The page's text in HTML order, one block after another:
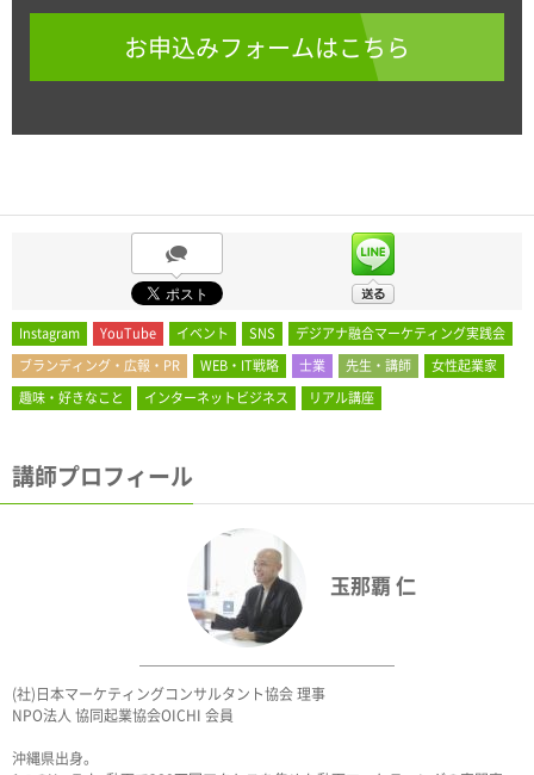
お申込みフォームはこちら
Instagram YouTube イベント SNS
デジアナ融合マーケティング実践会
ブランディング・広報・PR
WEB・IT戦略 士業 先生・講師
女性起業家
趣味・好きなこと
インターネットビジネス リアル講座
講師プロフィール
玉那覇 仁
(社)日本マーケティングコンサルタント協会 理事
NPO法人 協同起業協会OICHI 会員
沖縄県出身。